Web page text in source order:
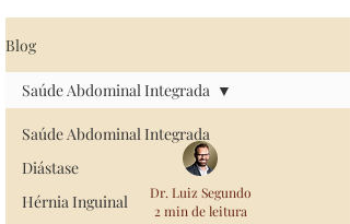
Blog
Saúde Abdominal Integrada
Diástase
Hérnia Inguinal
Saúde Abdominal Integrada
Dr. Luiz Segundo
2 min de leitura